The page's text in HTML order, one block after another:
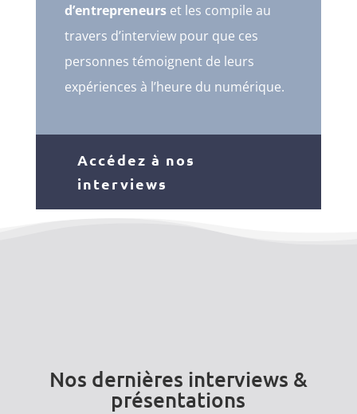
d’entrepreneurset les compile au
travers d’interview pour que ces
personnes témoignent de leurs
expériences à l’heure du numérique.
Accédez à nos
interviews
Nos dernières interviews &
présentations